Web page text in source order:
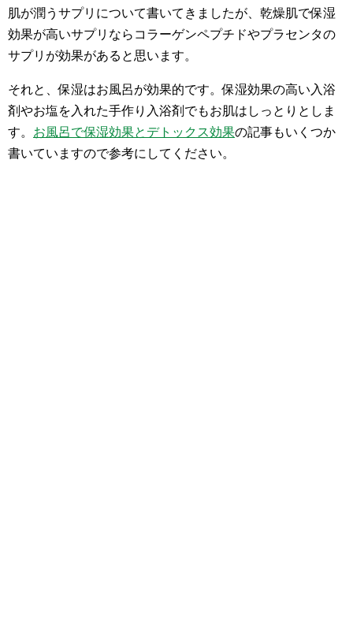
肌が潤うサプリについて書いてきましたが、乾燥肌で保湿
効果が高いサプリならコラーゲンペプチドやプラセンタの
サプリが効果があると思います。
それと、保湿はお風呂が効果的です。保湿効果の高い入浴
剤やお塩を入れた手作り入浴剤でもお肌はしっとりとしま
す。 お風呂で保湿効果とデトックス効果の記事もいくつか
書いていますので参考にしてください。